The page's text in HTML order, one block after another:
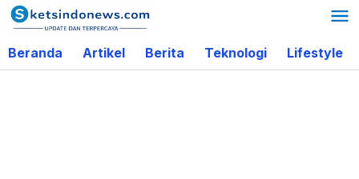
Lewati
ke
konten
Beranda Artikel Berita Teknologi Lifestyle